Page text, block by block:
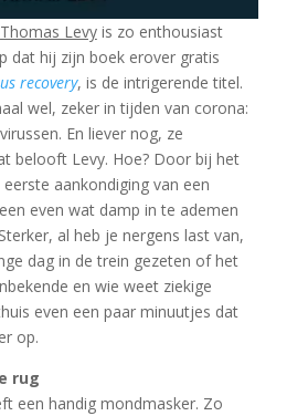
Thomas Levyis zo enthousiast
dat hij zijn boek erover gratis
recovery, is de intrigerende titel.
wel, zeker in tijden van corona:
En liever nog, ze
belooft Levy. Hoe? Door bij het
aankondiging van een
even wat damp in te ademen
al heb je nergens last van,
dag in de trein gezeten of het
en wie weet ziekige
even een paar minuutjes dat
op.
rug
een handig mondmasker. Zo